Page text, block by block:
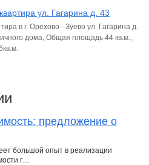
ул. Гагарина д. 43
в г. Орехово - Зуево ул. Гагарина д.
дома, Общая площадь 44 кв.м.,
предложение о
большой опыт в реализации
г…